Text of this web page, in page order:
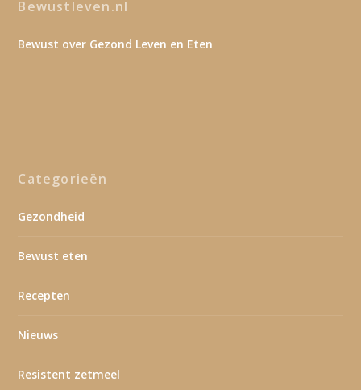
Bewustleven.nl
Bewust over Gezond Leven en Eten
Categorieën
Gezondheid
Bewust eten
Recepten
Nieuws
Resistent zetmeel